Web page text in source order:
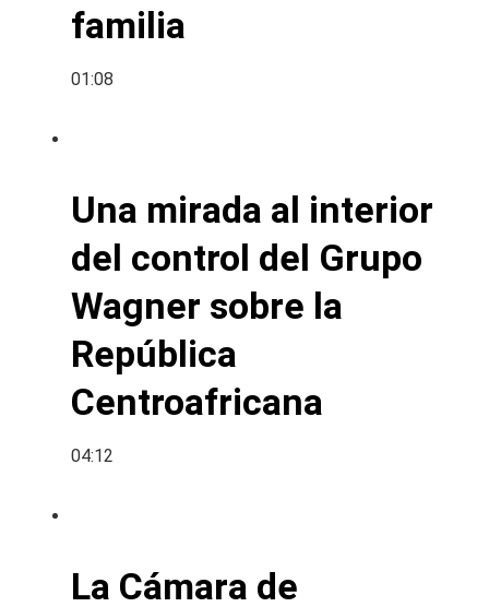
familia
01:08
Una mirada al interior
del control del Grupo
Wagner sobre la
República
Centroafricana
04:12
La Cámara de